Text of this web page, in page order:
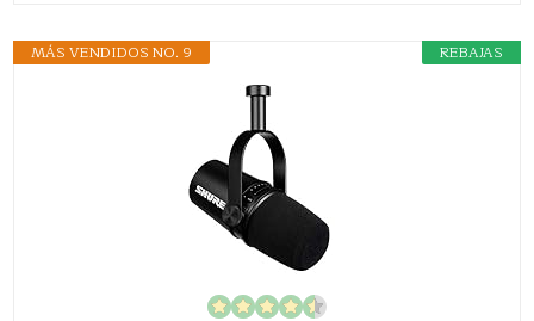
REBAJAS
MÁS VENDIDOS NO. 9